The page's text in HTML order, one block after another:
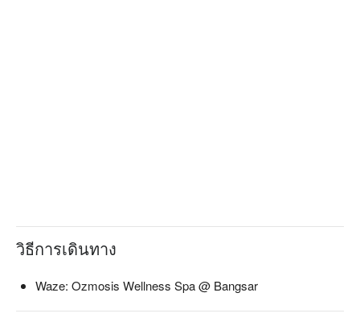
วิธีการเดินทาง
Waze: Ozmosis Wellness Spa @ Bangsar